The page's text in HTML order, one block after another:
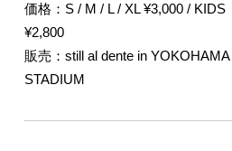
価格：S / M / L / XL ¥3,000 / KIDS
¥2,800
販売：still al dente in YOKOHAMA
STADIUM